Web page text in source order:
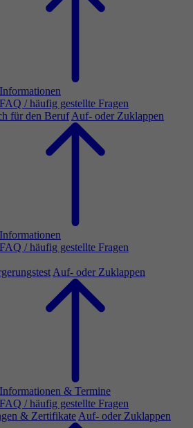
Informationen
FAQ / häufig gestellte Fragen
für den Beruf Auf- oder Zuklappen
Informationen
FAQ / häufig gestellte Fragen
Auf- oder Zuklappen
Informationen & Termine
FAQ / häufig gestellte Fragen
& Zertifikate Auf- oder Zuklappen